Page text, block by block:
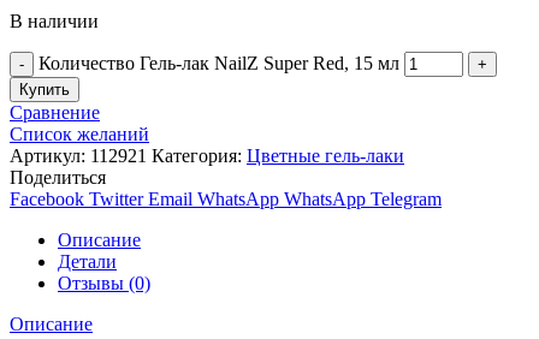
В наличии
Количество Гель-лак NailZ Super Red, 15 мл
Купить
Сравнение
Список желаний
Артикул: 112921 Категория: Цветные гель-лаки
Поделиться
Facebook Twitter Email WhatsApp WhatsApp Telegram
Описание
Детали
Отзывы (0)
Описание